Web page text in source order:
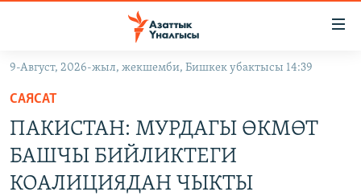
Навигацияга
өтүңүз
Издөөгө
салыңыз
САЯСАТ
ДҮЙНӨ
УКРАИНА
9-Август, 2026-жыл, жекшемби, Бишкек убактысы 14:39
САЯСАТ
ПАКИСТАН: МУРДАГЫ ӨКМӨТ
БАШЧЫ БИЙЛИКТЕГИ
КОАЛИЦИЯДАН ЧЫКТЫ